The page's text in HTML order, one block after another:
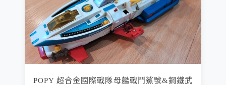
POPY 超合金國際戰隊母艦戰鬥鯊號&鋼鐵武